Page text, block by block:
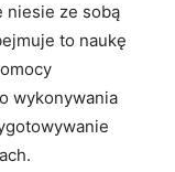
niesie ze sobą
to naukę
wykonywania